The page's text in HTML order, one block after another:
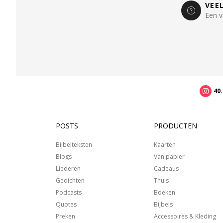
Een
POSTS
Bijbelteksten
Blogs
Liederen
Gedichten
Podcasts
Quotes
Preken
PRODUCTEN
Kaarten
Van papier
Cadeaus
Thuis
Boeken
Bijbels
Accessoires & Kleding